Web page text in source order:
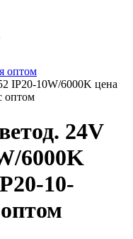
оптом
IP20-10W/6000K цена
оптом
24V
6000K
10-